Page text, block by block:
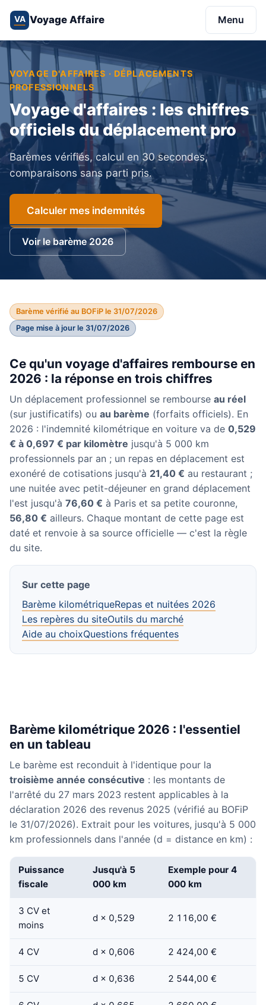
VA Voyage Affaire Menu
VOYAGE D'AFFAIRES · DÉPLACEMENTS
PROFESSIONNELS
Voyage d'affaires : les chiffres
officiels du déplacement pro
Barèmes vérifiés, calcul en 30 secondes,
comparaisons sans parti pris.
Calculer mes indemnités
Voir le barème 2026
Barème vérifié au BOFiP le 31/07/2026
Page mise à jour le 31/07/2026
Ce qu'un voyage d'affaires rembourse en
2026 : la réponse en trois chiffres
Un déplacement professionnel se rembourse au réel
(sur justificatifs) ou au barème (forfaits officiels). En
2026 : l'indemnité kilométrique en voiture va de 0,529
€ à 0,697 € par kilomètre jusqu'à 5 000 km
professionnels par an ; un repas en déplacement est
exonéré de cotisations jusqu'à 21,40 € au restaurant ;
une nuitée avec petit-déjeuner en grand déplacement
l'est jusqu'à 76,60 € à Paris et sa petite couronne,
56,80 € ailleurs. Chaque montant de cette page est
daté et renvoie à sa source officielle — c'est la règle
du site.
Sur cette page
Barème kilométriqueRepas et nuitées 2026
Les repères du siteOutils du marché
Aide au choixQuestions fréquentes
Barème kilométrique 2026 : l'essentiel
en un tableau
Le barème est reconduit à l'identique pour la
troisième année consécutive : les montants de
l'arrêté du 27 mars 2023 restent applicables à la
déclaration 2026 des revenus 2025 (vérifié au BOFiP
le 31/07/2026). Extrait pour les voitures, jusqu'à 5 000
km professionnels dans l'année (d = distance en km) :
Puissance
fiscale
Jusqu'à 5
000 km
Exemple pour 4
000 km
3 CV et
moins
d × 0,529 2 116,00 €
4 CV d × 0,606 2 424,00 €
5 CV d × 0,636 2 544,00 €